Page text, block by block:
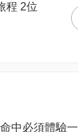
程 2位
中必須體驗